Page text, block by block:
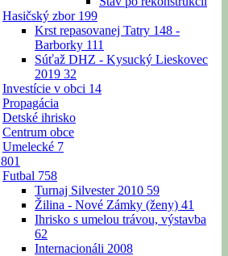
Hasičský zbor 199
Krst repasovanej Tatry 148 -
Barborky 111
Súťaž DHZ - Kysucký Lieskovec
2019 32
Investície v obci 14
Propagácia
Detské ihrisko
Centrum obce
Umelecké 7
801
Futbal 758
Turnaj Silvester 2010 59
Žilina - Nové Zámky (ženy) 41
Ihrisko s umelou trávou, výstavba
62
Internacionáli 2008